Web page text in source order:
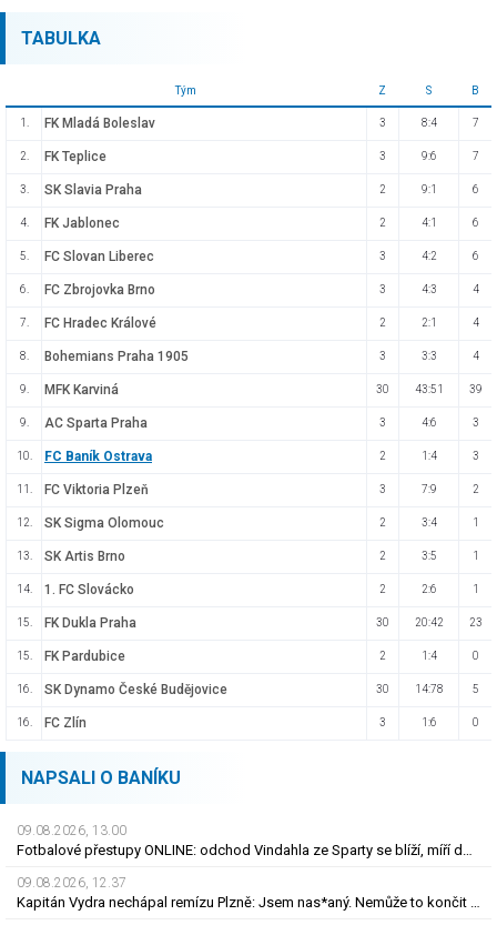
TABULKA
Tým Z S B
1. FK Mladá Boleslav 3 8:4 7
2. FK Teplice 3 9:6 7
3. SK Slavia Praha 2 9:1 6
4. FK Jablonec 2 4:1 6
5. FC Slovan Liberec 3 4:2 6
6. FC Zbrojovka Brno 3 4:3 4
7. FC Hradec Králové 2 2:1 4
8. Bohemians Praha 1905 3 3:3 4
9. MFK Karviná 30 43:51 39
9. AC Sparta Praha 3 4:6 3
10. FC Baník Ostrava 2 1:4 3
11. FC Viktoria Plzeň 3 7:9 2
12. SK Sigma Olomouc 2 3:4 1
13. SK Artis Brno 2 3:5 1
14. 1. FC Slovácko 2 2:6 1
15. FK Dukla Praha 30 20:42 23
15. FK Pardubice 2 1:4 0
16. SK Dynamo České Budějovice 30 14:78 5
16. FC Zlín 3 1:6 0
NAPSALI O BANÍKU
09.08.2026, 13.00
09.08.2026, 12.37